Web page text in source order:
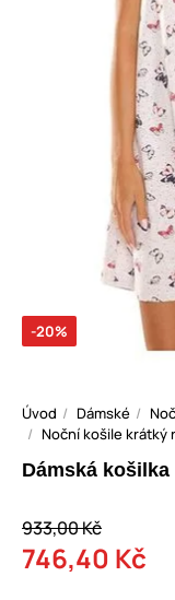
-20%
Úvod Dámské
Noční košile krátký
Dámská
933,00 Kč
746,40 Kč